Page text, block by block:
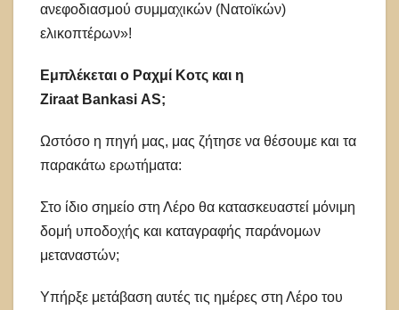
ανεφοδιασμού συμμαχικών (Νατοϊκών)
ελικοπτέρων»!
Εμπλέκεται ο Ραχμί Κοτς και η
Ζiraat Bankasi AS;
Ωστόσο η πηγή μας, μας ζήτησε να θέσουμε και τα
παρακάτω ερωτήματα:
Στο ίδιο σημείο στη Λέρο θα κατασκευαστεί μόνιμη
δομή υποδοχής και καταγραφής παράνομων
μεταναστών;
Υπήρξε μετάβαση αυτές τις ημέρες στη Λέρο του